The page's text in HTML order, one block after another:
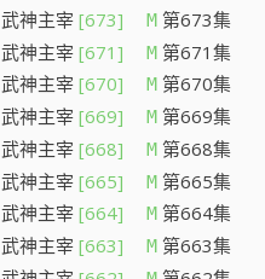
武神主宰 [673] M 第673集
武神主宰 [671] M 第671集
武神主宰 [670] M 第670集
武神主宰 [669] M 第669集
武神主宰 [668] M 第668集
武神主宰 [665] M 第665集
武神主宰 [664] M 第664集
武神主宰 [663] M 第663集